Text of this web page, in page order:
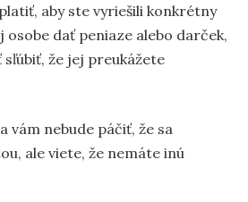
aby ste vyriešili konkrétny
dať peniaze alebo darček,
sľúbiť, že jej preukážete
vám nebude páčiť, že sa
ale viete, že nemáte inú